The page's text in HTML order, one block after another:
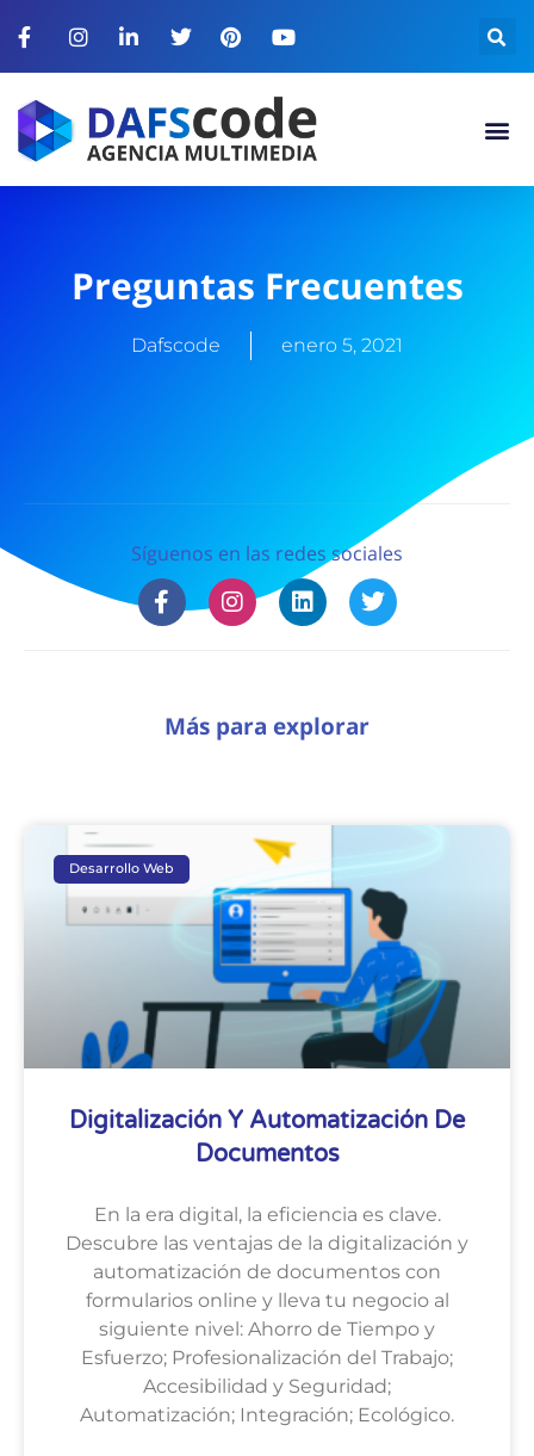
Preguntas Frecuentes
Dafscode enero 5, 2021
Síguenos en las redes sociales
Más para explorar
Desarrollo Web
Digitalización Y Automatización De
Documentos
En la era digital, la eficiencia es clave.
Descubre las ventajas de la digitalización y
automatización de documentos con
formularios online y lleva tu negocio al
siguiente nivel: Ahorro de Tiempo y
Esfuerzo; Profesionalización del Trabajo;
Accesibilidad y Seguridad;
Automatización; Integración; Ecológico.